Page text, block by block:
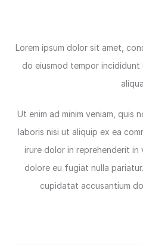
Lorem ipsum dolor sit amet,
do eiusmod tempor
Ut enim ad minim veniam, quis
laboris nisi ut aliquip ex ea
irure dolor in reprehenderit in
dolore eu fugiat nulla
cupidatat accusantium